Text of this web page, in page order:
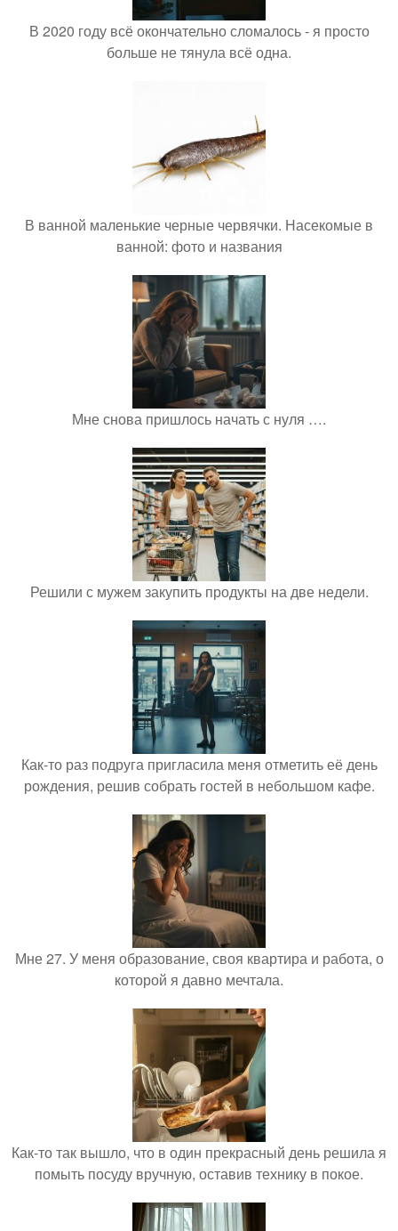
В 2020 году всё окончательно сломалось - я просто
больше не тянула всё одна.
В ванной маленькие черные червячки. Насекомые в
ванной: фото и названия
Мне снова пришлось начать с нуля ….
Решили с мужем закупить продукты на две недели.
Как-то раз подруга пригласила меня отметить её день
рождения, решив собрать гостей в небольшом кафе.
Мне 27. У меня образование, своя квартира и работа, о
которой я давно мечтала.
Как-то так вышло, что в один прекрасный день решила я
помыть посуду вручную, оставив технику в покое.